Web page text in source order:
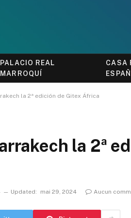
PALACIO REAL
MARROQUÍ
CASA
la 2ª edición de Gitex África
la 2ª
Updated: mai 29, 2024 Aucun